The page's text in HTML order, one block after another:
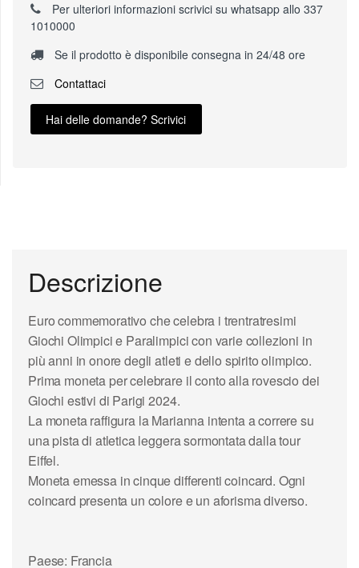
Per ulteriori informazioni scrivici su whatsapp allo 337
1010000
Se il prodotto è disponibile consegna in 24/48 ore
Contattaci
Hai delle domande? Scrivici
Descrizione
Euro commemorativo che celebra i trentratresimi
Giochi Olimpici e Paralimpici con varie collezioni in
più anni in onore degli atleti e dello spirito olimpico.
Prima moneta per celebrare il conto alla rovescio dei
Giochi estivi di Parigi 2024.
La moneta raffigura la Marianna intenta a correre su
una pista di atletica leggera sormontata dalla tour
Eiffel.
Moneta emessa in cinque differenti coincard. Ogni
coincard presenta un colore e un aforisma diverso.
Paese: Francia